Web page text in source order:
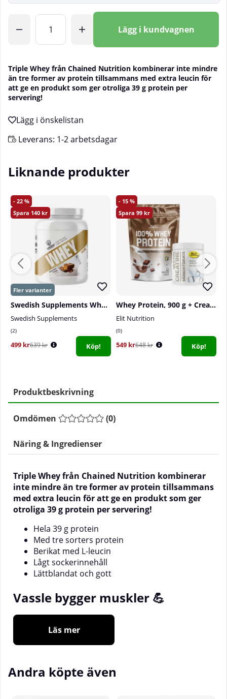
Lägg i kundvagnen
Triple Whey från Chained Nutrition kombinerar inte mindre
än tre former av protein tillsammans med extra leucin för
att ge en produkt som ger otroliga 39 g protein per
servering!
Leverans: 1-2 arbetsdagar
Liknande produkter
22
140
Swedish Supplements Whey Deluxe, 900 g
Swedish Supplements
2
499 kr639 kr Köp!
15
99
Whey Protein, 900 g + Creatine Monohydrate, 300 g
Elit Nutrition
0
549 kr648 kr Köp!
Produktbeskrivning
Omdömen (0)
Näring & Ingredienser
Triple Whey från Chained Nutrition kombinerar
inte mindre än tre former av protein tillsammans
med extra leucin för att ge en produkt som ger
otroliga 39 g protein per servering!
Hela 39 g protein
Med tre sorters protein
Berikat med L-leucin
Lågt sockerinnehåll
Lättblandat och gott
Vassle bygger muskler 💪
Protein är en viktig nyckel för alla som arbetar hårt
för att bygga muskelmassa. Protein är även viktigt
för att hindra förlust av muskelmassa vilket spelar
att hålla hög fokus på proteinintaget och med Triple
Whey från Chained Nutrition får du en produkt som
Läs mer
Andra köpte även